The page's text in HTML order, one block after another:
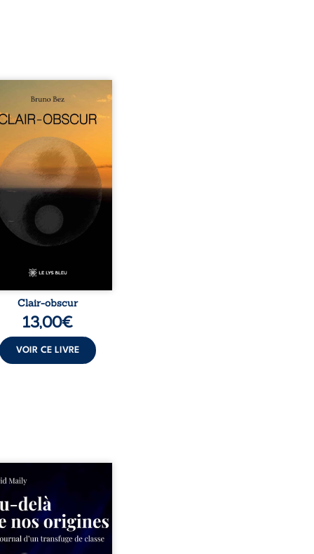
en alexandrins, Clair-
aborde la spiritualité,
humaines, la
d’expériences
Entre clarté et
les poèmes
les observations et
façonnés au fil
vie. Ils portent un regard
sur l’existence et le
contemporain, invitant
à questionner ses ...
Clair-obscur
13,00€
VOIR CE LIVRE
un milieu populaire où
tenaient lieu de
David a choisi la
Très tôt, l’école et les
deviennent ses armes de